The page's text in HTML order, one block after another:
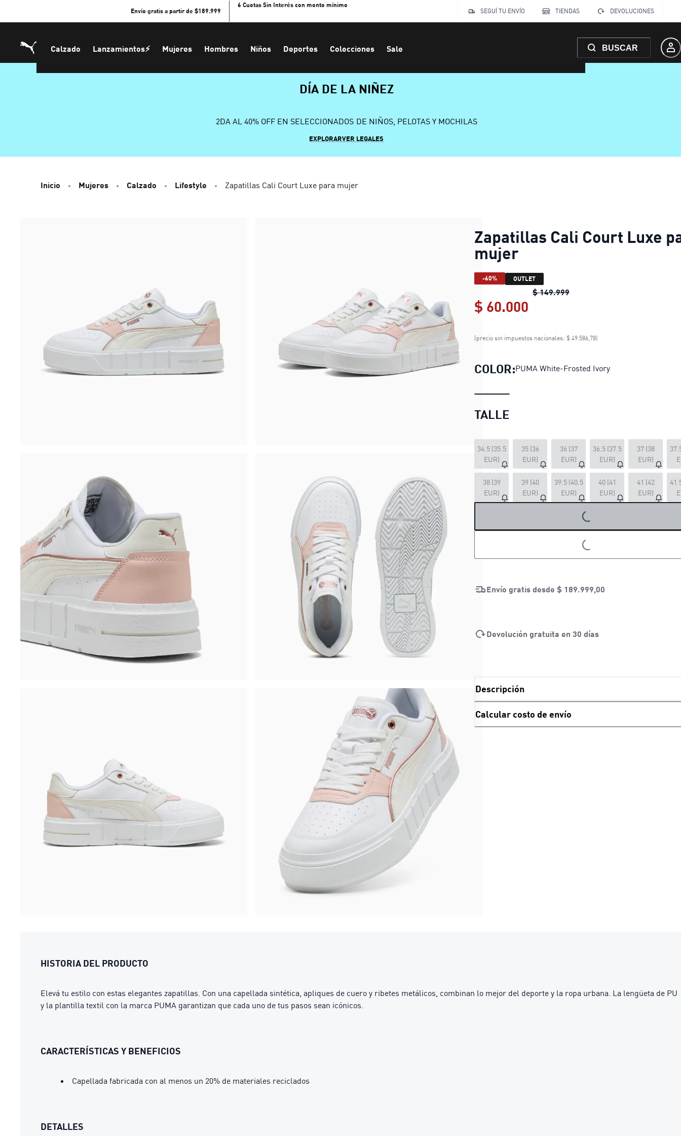
Envío gratis a partir de $189.999
6 Cuotas Sin Interés con monto mínimo
SEGUÍ TU ENVÍO
TIENDAS DEVOLUCIONES
Calzado Lanzamientos⚡ Mujeres Hombres Niños Deportes Colecciones Sale BUSCAR
DÍA DE LA NIÑEZ
2DA AL 40% OFF EN SELECCIONADOS DE NIÑOS, PELOTAS Y MOCHILAS
EXPLORARVER LEGALES
Inicio Mujeres Calzado Lifestyle Zapatillas Cali Court Luxe para mujer
Zapatillas Cali Court Luxe
mujer
-60% OUTLET
$ 149.999Zapatillas Cali Court Luxe
$ 60.000
Zapatillas Cali Court Luxe
(precio sin impuestos nacionales: $ 49.586,78)
COLOR:PUMA White-Frosted Ivory
TALLE
34.5 (35.5
EUR)
35 (36
EUR)
36 (37
EUR)
36.5 (37.5
EUR)
37 (38
EUR)
38 (39
EUR)
39 (40
EUR)
39.5 (40.5
EUR)
40 (41
EUR)
41 (42
EUR)
LOADING...
LOADING...
Envío gratis desde $ 189.999,00
Devolución gratuita en 30 días
Descripción
Calcular costo de envío
HISTORIA DEL PRODUCTO
Elevá tu estilo con estas elegantes zapatillas. Con una capellada sintética, apliques de cuero y ribetes metálicos, combinan lo mejor del deporte y la ropa urbana. La lengüeta de PU
y la plantilla textil con la marca PUMA garantizan que cada uno de tus pasos sean icónicos.
CARACTERÍSTICAS Y BENEFICIOS
Capellada fabricada con al menos un 20% de materiales reciclados
DETALLES